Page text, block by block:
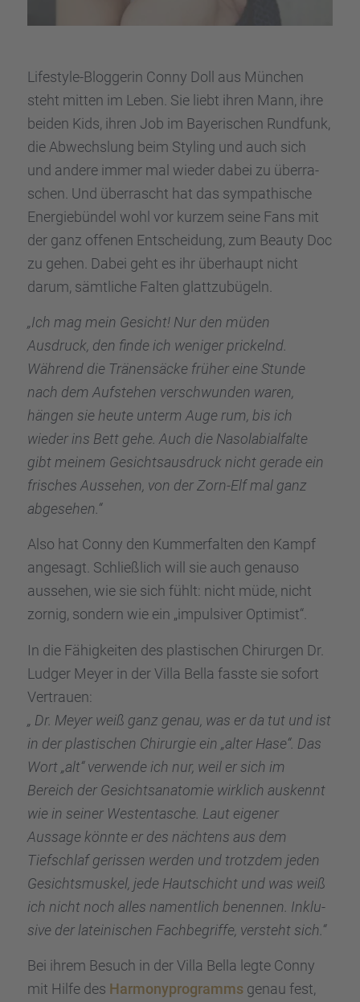
Lifestyle-Blogge­rin Conny Doll aus München
steht mitten im Leben. Sie liebt ihren Mann, ihre
beiden Kids, ihren Job im Bayeri­schen Rundfunk,
die Abwechs­lung beim Styling und auch sich
und andere immer mal wieder dabei zu überra­
schen. Und überrascht hat das sympa­thi­sche
Energie­bün­del wohl vor kurzem seine Fans mit
der ganz offenen Entschei­dung, zum Beauty Doc
zu gehen. Dabei geht es ihr überhaupt nicht
darum, sämtli­che Falten glatt­zu­bü­geln.
„Ich mag mein Gesicht! Nur den müden
Ausdruck, den finde ich weniger prickelnd.
Während die Tränen­sä­cke früher eine Stunde
nach dem Aufste­hen verschwun­den waren,
hängen sie heute unterm Auge rum, bis ich
wieder ins Bett gehe. Auch die Nasola­bi­al­falte
gibt meinem Gesichts­aus­druck nicht gerade ein
frisches Ausse­hen, von der Zorn-Elf mal ganz
abgese­hen.“
Also hat Conny den Kummer­fal­ten den Kampf
angesagt. Schließ­lich will sie auch genauso
ausse­hen, wie sie sich fühlt: nicht müde, nicht
zornig, sondern wie ein „impul­si­ver Optimist“.
In die Fähig­kei­ten des plasti­schen Chirur­gen Dr.
Ludger Meyer in der Villa Bella fasste sie sofort
Vertrauen:
„ Dr. Meyer weiß ganz genau, was er da tut und ist
in der plasti­schen Chirur­gie ein „alter Hase“. Das
Wort „alt“ verwende ich nur, weil er sich im
Bereich der Gesichts­ana­to­mie wirklich auskennt
wie in seiner Westen­ta­sche. Laut eigener
Aussage könnte er des nächtens aus dem
Tiefschlaf geris­sen werden und trotz­dem jeden
Gesichts­mus­kel, jede Hautschicht und was weiß
ich nicht noch alles nament­lich benen­nen. Inklu­
sive der latei­ni­schen Fachbe­griffe, versteht sich.“
Bei ihrem Besuch in der Villa Bella legte Conny
mit Hilfe des Harmony­pro­grammsgenau fest,